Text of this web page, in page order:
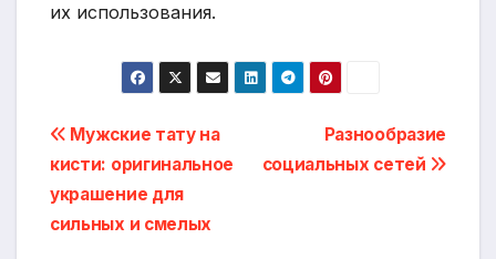
их использования.
Навигация
по
записям
Разнообразие
социальных сетей
Мужские тату на
кисти: оригинальное
украшение для
сильных и смелых